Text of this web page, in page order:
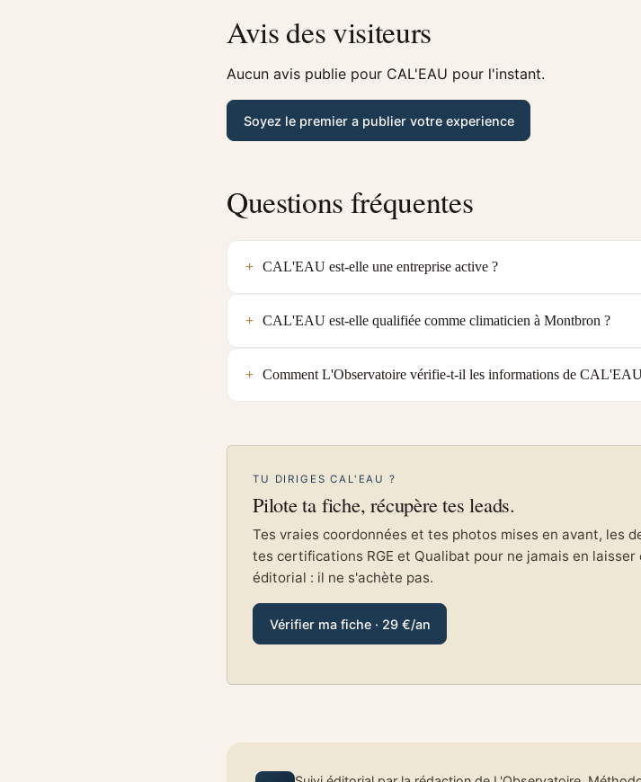
Avis des visiteurs
Aucun avis publie pour CAL'EAU pour l'instant.
Soyez le premier a publier votre experience
Questions fréquentes
CAL'EAU est-elle une entreprise active ?
CAL'EAU est-elle qualifiée comme climaticien à Montbron ?
Comment L'Observatoire vérifie-t-il les informations de
TU DIRIGES CAL'EAU ?
Pilote ta fiche, récupère tes leads.
Tes vraies coordonnées et tes photos mises en avant, les
tes certifications RGE et Qualibat pour ne jamais en
éditorial : il ne s'achète pas.
Vérifier ma fiche · 29 €/an